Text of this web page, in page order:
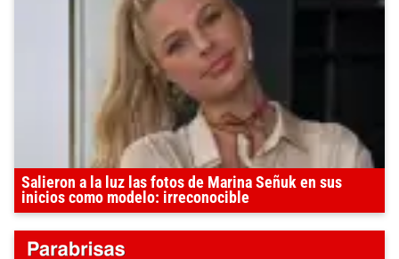
Salieron a la luz las fotos de Marina Señuk en sus
inicios como modelo: irreconocible